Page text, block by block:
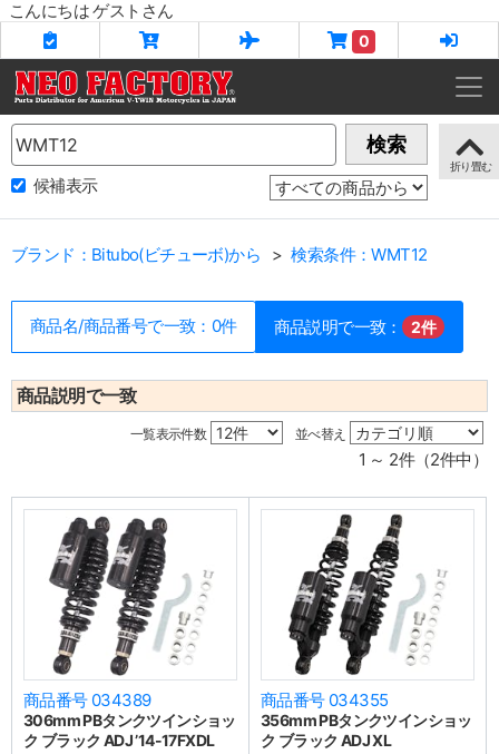
こんにちは ゲストさん
0
Name 検索
候補表示
ブランド：Bitubo(ビチューボ)から 検索条件：WMT12
商品名/商品番号で一致：0件 商品説明で一致： 2件
商品説明で一致
一覧表示件数 並べ替え
1 ～ 2件（2件中）
商品番号 034389
306mm PBタンクツインショッ
ク ブラック ADJ ’14-17FXDL
商品番号 034355
356mm PBタンクツインショッ
ク ブラック ADJ XL